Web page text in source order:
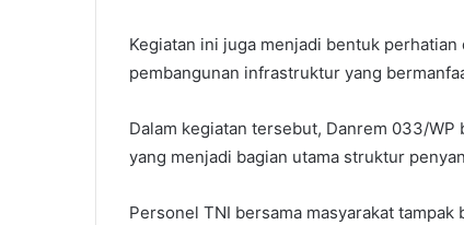
Kegiatan ini juga menjadi bentuk
pembangunan infrastruktur yang
Dalam kegiatan tersebut, Danrem 033/
yang menjadi bagian utama struktur
Personel TNI bersama masyarakat